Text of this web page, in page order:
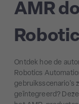
AMR
Ontdek hoe de
Robotics
gebruiksscenario's
geïntegreerd?